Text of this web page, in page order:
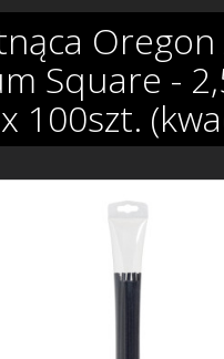
Square -
100szt.